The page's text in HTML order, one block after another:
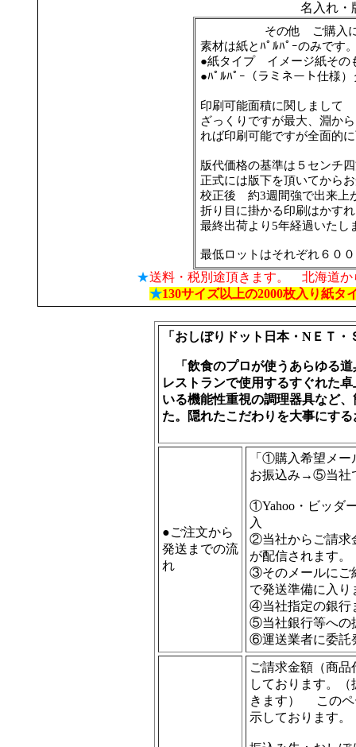
名入れ・
その他 ご購入
素材は紙とﾊﾟﾙﾊﾟｰのみです
●紙タイプ イメージ紙その
●ﾊﾟﾙﾊﾟｰ（ラミネート仕様
印刷可能面積に関しまして
ざっくりですが最大、淵か
れば印刷可能ですが全面的
版代価格の基準は５センチ
正式には版下を頂いてから
校正後 約3週間強で出来上
折り目に掛かる印刷はかす
最終出荷より5年経過いたし
最低ロットはそれぞれ６０
★送料・税別途頂きます。 北海道か
★130サイズ以上の2000枚入り紙タ
「おしぼりドット日本・NＥＴ・
「飲食のプロが使うあらゆる道
レストランで使用するすぐれた
いる機能性重視の調理器具など
た。隠れたこだわりを大事にす
●ご注文から
発送までの流
れ
「①購入希望メ
お振込み→⑤当
①Yahoo・ビッダ
入
②当社からご請求
が配信されます。
③そのメールにご
で発送準備に入り
④当社指定の銀
⑤当社銀行等への
⑥運送業者に委
ご請求金額（商品
しております。
きます） このペ
示しております。